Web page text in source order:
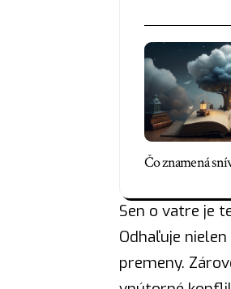
Čo znamená
Sen o vatre je
Odhaľuje
premeny.